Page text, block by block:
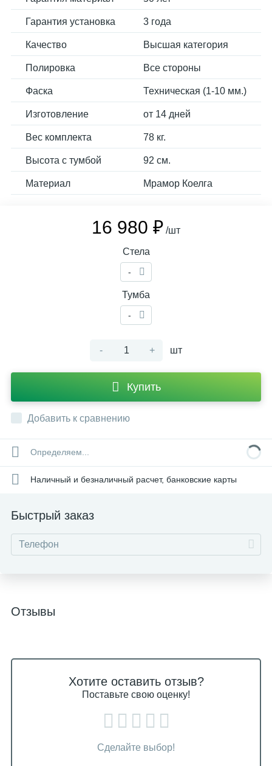
Гарантия установка 3 года
Качество Высшая категория
Полировка Все стороны
Фаска Техническая (1-10 мм.)
Изготовление от 14 дней
Вес комплекта 78 кг.
Высота с тумбой 92 см.
Материал Мрамор Коелга
16 980 ₽ /шт
Стела
-
Тумба
-
- + шт
Купить
Добавить к сравнению
Определяем...
Наличный и безналичный расчет, банковские карты
Быстрый заказ
Отзывы
Хотите оставить отзыв?
Поставьте свою оценку!
Сделайте выбор!